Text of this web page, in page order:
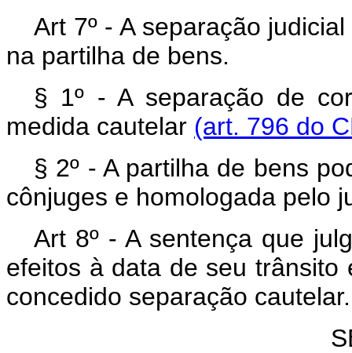
Art 7º - A separação
na partilha de bens.
§ 1º - A separação de
medida cautelar (art. 796 do
§ 2º - A partilha de bens
cônjuges e homologada pelo
Art 8º - A sentença que
efeitos à data de seu
concedido separação cautelar.